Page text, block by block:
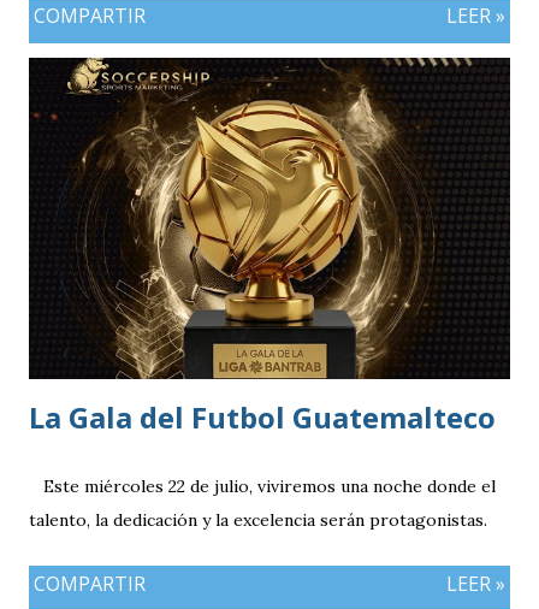
experiencia que marcó el inicio de su desarrollo como
profesional. Ahora, el guatemalteco se incorpora al
Kaohsiung Attackers FC, una institución de crecimiento
reciente dentro del fútbol taiwanés. El club nació en 2016
con su equipo femenino y fue hasta 2025 cuando creó su
rama masculina, la cual comenzó su recorrido en la Segunda
División antes de conseguir el ascenso a la máxima
categoría.
COMPARTIR LEER »
La Gala del Futbol Guatemalteco
Este miércoles 22 de julio, viviremos una noche donde el
talento, la dedicación y la excelencia serán protagonistas.
COMPARTIR LEER »